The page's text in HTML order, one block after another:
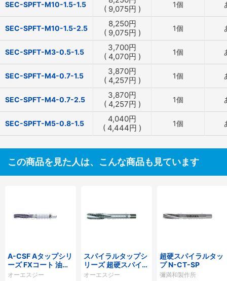
SEC-SPFT-M10-1.5-1.5
( 9,075円 ) 1個
SEC-SPFT-M10-1.5-2.5 8,250円
( 9,075円 ) 1個
SEC-SPFT-M3-0.5-1.5 3,700円
( 4,070円 ) 1個
SEC-SPFT-M4-0.7-1.5 3,870円
( 4,257円 ) 1個
SEC-SPFT-M4-0.7-2.5 3,870円
( 4,257円 ) 1個
SEC-SPFT-M5-0.8-1.5 4,040円
( 4,444円 ) 1個
この商品を見た人は、こんな商品も見ています
A-CSF Aタップシリ
ーズ FXコート 油穴
付き超硬スパイラル
オーエスジー
スパイラルタップシ
リーズ 超硬スパイラ
ルタップ OT-SFT
オーエスジー
超硬スパイラルタッ
プ N-CT-SP
彌満和製作所